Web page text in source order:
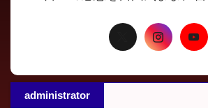
administrator